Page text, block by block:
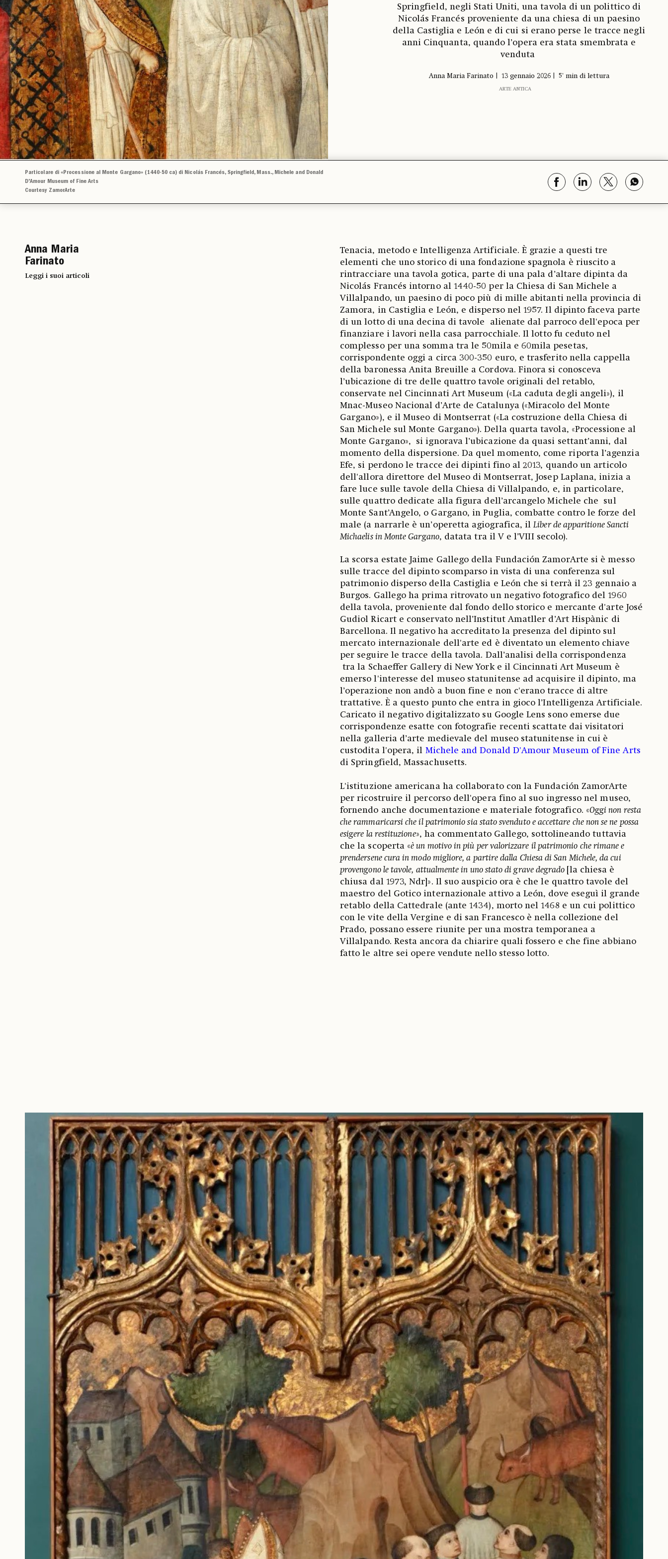
Springfield, negli Stati Uniti, una tavola di un polittico di
Nicolás Francés proveniente da una chiesa di un paesino
della Castiglia e León e di cui si erano perse le tracce negli
anni Cinquanta, quando l’opera era stata smembrata e
venduta
Anna Maria Farinato 13 gennaio 2026 5' min di lettura
ARTE ANTICA
Particolare di «Processione al Monte Gargano» (1440-50 ca) di Nicolás Francés, Springfield, Mass., Michele and Donald
D'Amour Museum of Fine Arts
Courtesy ZamorArte
Anna Maria
Farinato
Leggi i suoi articoli
Tenacia, metodo e Intelligenza Artificiale. È grazie a questi tre
elementi che uno storico di una fondazione spagnola è riuscito a
rintracciare una tavola gotica, parte di una pala d’altare dipinta da
Nicolás Francés intorno al 1440-50 per la Chiesa di San Michele a
Villalpando, un paesino di poco più di mille abitanti nella provincia di
Zamora, in Castiglia e León, e disperso nel 1957. Il dipinto faceva parte
di un lotto di una decina di tavole alienate dal parroco dell'epoca per
finanziare i lavori nella casa parrocchiale. Il lotto fu ceduto nel
complesso per una somma tra le 50mila e 60mila pesetas,
corrispondente oggi a circa 300-350 euro, e trasferito nella cappella
della baronessa Anita Breuille a Cordova. Finora si conosceva
l’ubicazione di tre delle quattro tavole originali del retablo,
conservate nel Cincinnati Art Museum («La caduta degli angeli»), il
Mnac-Museo Nacional d’Arte de Catalunya («Miracolo del Monte
Gargano»), e il Museo di Montserrat («La costruzione della Chiesa di
San Michele sul Monte Gargano»). Della quarta tavola, «Processione al
Monte Gargano», si ignorava l’ubicazione da quasi settant’anni, dal
momento della dispersione. Da quel momento, come riporta l’agenzia
Efe, si perdono le tracce dei dipinti fino al 2013, quando un articolo
dell'allora direttore del Museo di Montserrat, Josep Laplana, inizia a
fare luce sulle tavole della Chiesa di Villalpando, e, in particolare,
sulle quattro dedicate alla figura dell’arcangelo Michele che sul
Monte Sant’Angelo, o Gargano, in Puglia, combatte contro le forze del
male (a narrarle è un’operetta agiografica, ilLiber de apparitione Sancti
Michaelis in Monte Gargano, datata tra il V e l’VIII secolo).
La scorsa estate Jaime Gallego della Fundación ZamorArte si è messo
sulle tracce del dipinto scomparso in vista di una conferenza sul
patrimonio disperso della Castiglia e León che si terrà il 23 gennaio a
Burgos. Gallego ha prima ritrovato un negativo fotografico del 1960
della tavola, proveniente dal fondo dello storico e mercante d'arte José
Gudiol Ricart e conservato nell’Institut Amatller d’Art Hispànic di
Barcellona. Il negativo ha accreditato la presenza del dipinto sul
mercato internazionale dell'arte ed è diventato un elemento chiave
per seguire le tracce della tavola. Dall’analisi della corrispondenza
tra la Schaeffer Gallery di New York e il Cincinnati Art Museum è
emerso l'interesse del museo statunitense ad acquisire il dipinto, ma
l’operazione non andò a buon fine e non c'erano tracce di altre
trattative. È a questo punto che entra in gioco l’Intelligenza Artificiale.
Caricato il negativo digitalizzato su Google Lens sono emerse due
corrispondenze esatte con fotografie recenti scattate dai visitatori
nella galleria d’arte medievale del museo statunitense in cui è
custodita l'opera, il Michele and Donald D'Amour Museum of Fine Arts
di Springfield, Massachusetts.
L'istituzione americana ha collaborato con la Fundación ZamorArte
per ricostruire il percorso dell'opera fino al suo ingresso nel museo,
fornendo anche documentazione e materiale fotografico. «Oggi non resta
che rammaricarsi che il patrimonio sia stato svenduto e accettare che non se ne possa
esigere la restituzione», ha commentato Gallego, sottolineando tuttavia
che la scoperta «è un motivo in più per valorizzare il patrimonio che rimane e
prendersene cura in modo migliore, a partire dalla Chiesa di San Michele, da cui
provengono le tavole, attualmente in uno stato di grave degrado [la chiesa è
chiusa dal 1973, Ndr]». Il suo auspicio ora è che le quattro tavole del
maestro del Gotico internazionale attivo a León, dove eseguì il grande
retablo della Cattedrale (ante 1434), morto nel 1468 e un cui polittico
con le vite della Vergine e di san Francesco è nella collezione del
Prado, possano essere riunite per una mostra temporanea a
Villalpando. Resta ancora da chiarire quali fossero e che fine abbiano
fatto le altre sei opere vendute nello stesso lotto.